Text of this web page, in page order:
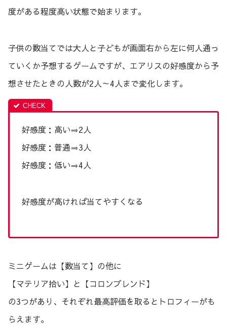
度がある程度高い状態で始まります。
子供の数当てでは大人と子どもが画面右から左に何人通っ
ていくか予想するゲームですが、エアリスの好感度から予
想させたときの人数が2人～4人まで変化します。
好感度：高い⇒2人
好感度：普通⇒3人
好感度：低い⇒4人
好感度が高ければ当てやすくなる
ミニゲームは【数当て】の他に
【マテリア拾い】と【コロンブレンド】
の3つがあり、それぞれ最高評価を取るとトロフィーがも
らえます。